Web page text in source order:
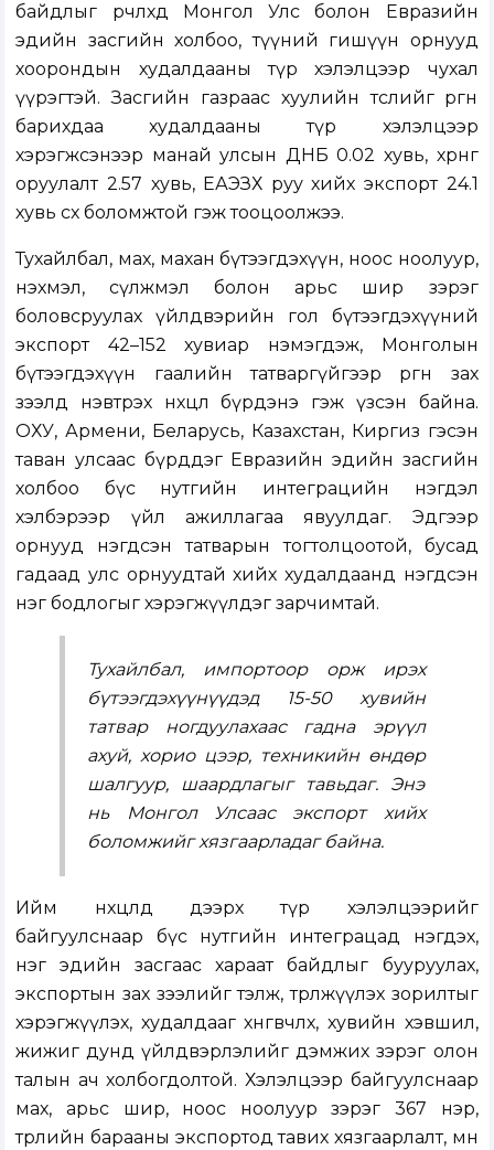
байдлыг өөрчлөхөд Монгол Улс болон Евразийн
эдийн засгийн холбоо, түүний гишүүн орнууд
хоорондын худалдааны түр хэлэлцээр чухал
үүрэгтэй. Засгийн газраас хуулийн төслийг өргөн
барихдаа худалдааны түр хэлэлцээр
хэрэгжсэнээр манай улсын ДНБ 0.02 хувь, хөрөнгө
оруулалт 2.57 хувь, ЕАЭЗХ руу хийх экспорт 24.1
хувь өсөх боломжтой гэж тооцоолжээ.
Тухайлбал, мах, махан бүтээгдэхүүн, ноос ноолуур,
нэхмэл, сүлжмэл болон арьс шир зэрэг
боловсруулах үйлдвэрийн гол бүтээгдэхүүний
экспорт 42–152 хувиар нэмэгдэж, Монголын
бүтээгдэхүүн гаалийн татваргүйгээр өргөн зах
зээлд нэвтрэх нөхцөл бүрдэнэ гэж үзсэн байна.
ОХУ, Армени, Беларусь, Казахстан, Киргиз гэсэн
таван улсаас бүрддэг Евразийн эдийн засгийн
холбоо бүс нутгийн интеграцийн нэгдэл
хэлбэрээр үйл ажиллагаа явуулдаг. Эдгээр
орнууд нэгдсэн татварын тогтолцоотой, бусад
гадаад улс орнуудтай хийх худалдаанд нэгдсэн
нэг бодлогыг хэрэгжүүлдэг зарчимтай.
Тухайлбал, импортоор орж ирэх
бүтээгдэхүүнүүдэд 15-50 хувийн
татвар ногдуулахаас гадна эрүүл
ахуй, хорио цээр, техникийн өндөр
шалгуур, шаардлагыг тавьдаг. Энэ
нь Монгол Улсаас экспорт хийх
боломжийг хязгаарладаг байна.
Ийм нөхцөлд дээрх түр хэлэлцээрийг
байгуулснаар бүс нутгийн интеграцад нэгдэх,
нэг эдийн засгаас хараат байдлыг бууруулах,
экспортын зах зээлийг тэлж, төрөлжүүлэх зорилтыг
хэрэгжүүлэх, худалдааг хөнгөвчлөх, хувийн хэвшил,
жижиг дунд үйлдвэрлэлийг дэмжих зэрэг олон
талын ач холбогдолтой. Хэлэлцээр байгуулснаар
мах, арьс шир, ноос ноолуур зэрэг 367 нэр,
төрлийн барааны экспортод тавих хязгаарлалт, мөн